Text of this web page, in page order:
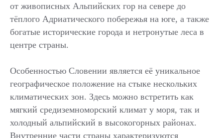
от живописных Альпийских гор на севере до
тёплого Адриатического побережья на юге, а также
богатые исторические города и нетронутые леса в
центре страны.
Особенностью Словении является её уникальное
географическое положение на стыке нескольких
климатических зон. Здесь можно встретить как
мягкий средиземноморский климат у моря, так и
холодный альпийский в высокогорных районах.
Внутренние части страны характеризуются